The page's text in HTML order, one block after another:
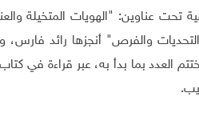
عناوين: "الهويات المتخيلة
التحديات والفرص" أنجزها رائد
العدد بما بدأ به، عبر قراءة في
.